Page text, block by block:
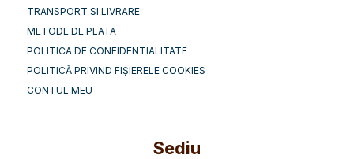
TRANSPORT SI LIVRARE
METODE DE PLATA
POLITICA DE CONFIDENTIALITATE
POLITICĂ PRIVIND FIȘIERELE COOKIES
CONTUL MEU
Sediu